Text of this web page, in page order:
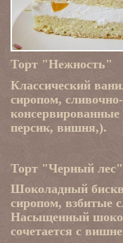
Торт "Нежность"
Классический
сиропом,
персик, вишня,).
Торт "Черный лес"
Шоколадный
сиропом, взбитые
Насыщенный
сочетается с